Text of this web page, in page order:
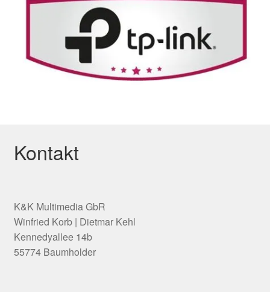
Kontakt
K&K Multimedia GbR
Winfried Korb | Dietmar Kehl
Kennedyallee 14b
55774 Baumholder